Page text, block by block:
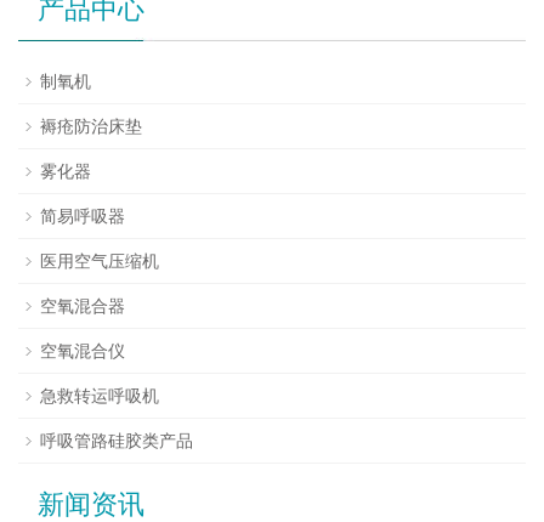
产品中心
制氧机
褥疮防治床垫
雾化器
简易呼吸器
医用空气压缩机
空氧混合器
空氧混合仪
急救转运呼吸机
呼吸管路硅胶类产品
新闻资讯